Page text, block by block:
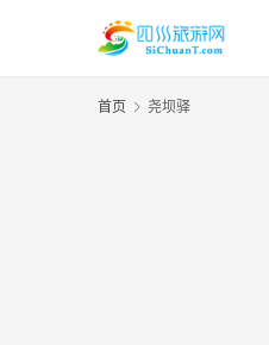
首页 尧坝驿